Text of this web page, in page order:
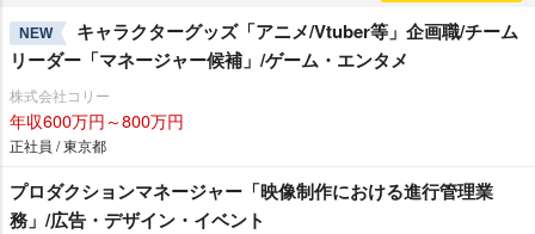
NEW
キャラクターグッズ「アニメ/Vtuber等」企画職/チーム
リーダー「マネージャー候補」/ゲーム・エンタメ
株式会社コリー
年収600万円～800万円
正社員 / 東京都
プロダクションマネージャー「映像制作における進行管理業
務」/広告・デザイン・イベント